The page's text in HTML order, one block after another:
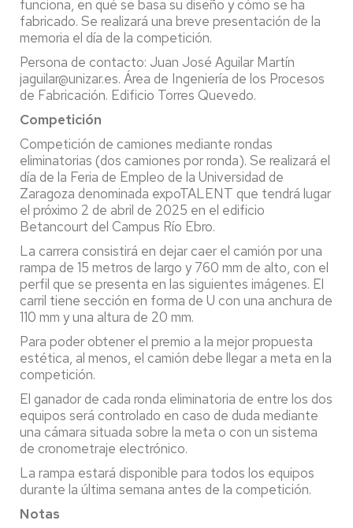
funciona, en qué se basa su diseño y cómo se ha
fabricado. Se realizará una breve presentación de la
memoria el día de la competición.
Persona de contacto: Juan José Aguilar Martín
jaguilar@unizar.es. Área de Ingeniería de los Procesos
de Fabricación. Edificio Torres Quevedo.
Competición
Competición de camiones mediante rondas
eliminatorias (dos camiones por ronda). Se realizará el
día de la Feria de Empleo de la Universidad de
Zaragoza denominada expoTALENT que tendrá lugar
el próximo 2 de abril de 2025 en el edificio
Betancourt del Campus Río Ebro.
La carrera consistirá en dejar caer el camión por una
rampa de 15 metros de largo y 760 mm de alto, con el
perfil que se presenta en las siguientes imágenes. El
carril tiene sección en forma de U con una anchura de
110 mm y una altura de 20 mm.
Para poder obtener el premio a la mejor propuesta
estética, al menos, el camión debe llegar a meta en la
competición.
El ganador de cada ronda eliminatoria de entre los dos
equipos será controlado en caso de duda mediante
una cámara situada sobre la meta o con un sistema
de cronometraje electrónico.
La rampa estará disponible para todos los equipos
durante la última semana antes de la competición.
Notas